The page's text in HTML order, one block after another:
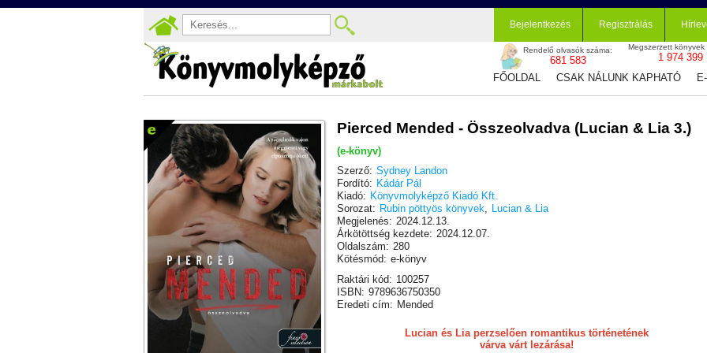
Bejelentkezés Regisztrálás
Rendelő olvasók száma:
681 583
Megszerzett könyvek
1 974 399
FŐOLDAL
CSAK NÁLUNK KAPHATÓ
Pierced Mended - Összeolvadva (Lucian & Lia 3.)
(e-könyv)
Szerző: Sydney Landon
Fordító: Kádár Pál
Kiadó: Könyvmolyképző Kiadó Kft.
Sorozat: Rubin pöttyös könyvek, Lucian & Lia
Megjelenés: 2024.12.13.
Árkötöttség kezdete: 2024.12.07.
Oldalszám: 280
Kötésmód: e-könyv
Raktári kód: 100257
ISBN: 9789636750350
Eredeti cím: Mended
Lucian és Lia perzselően romantikus történetének
várva várt lezárása!